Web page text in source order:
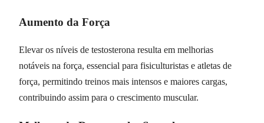
Aumento da Força
Elevar os níveis de testosterona resulta em melhorias
notáveis na força, essencial para fisiculturistas e atletas de
força, permitindo treinos mais intensos e maiores cargas,
contribuindo assim para o crescimento muscular.